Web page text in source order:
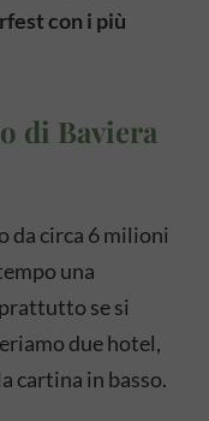
con i più
di Baviera
da circa 6 milioni
una
se si
due hotel,
cartina in basso.